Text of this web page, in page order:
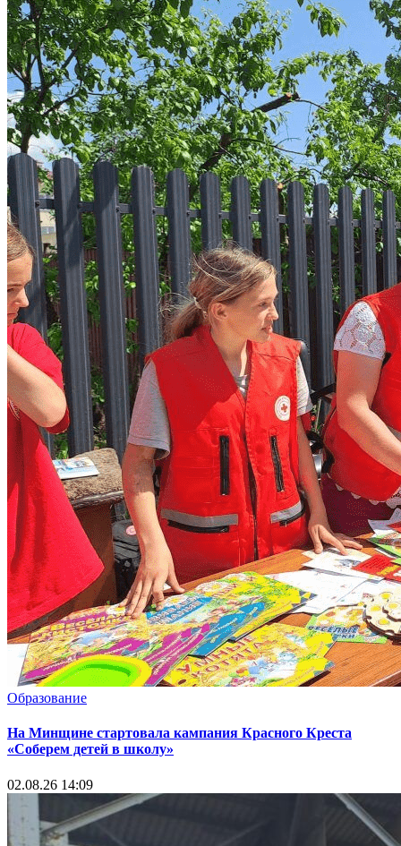
Образование
На Минщине стартовала кампания Красного Креста
«Соберем детей в школу»
02.08.26 14:09